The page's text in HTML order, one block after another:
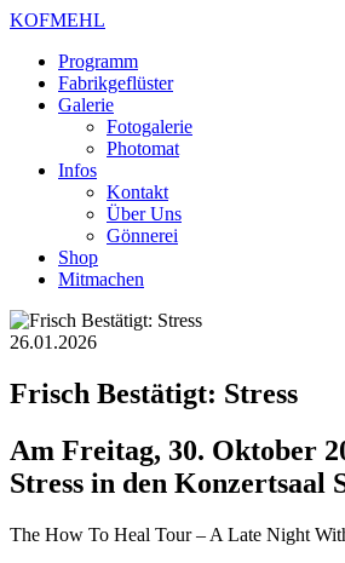
KOFMEHL
Programm
Fabrikgeflüster
Galerie
Fotogalerie
Photomat
Infos
Kontakt
Über Uns
Gönnerei
Shop
Mitmachen
26.01.2026
Frisch Bestätigt: Stress
Am Freitag, 30. Oktober
Stress in den Konzertsaal
The How To Heal Tour – A Late Night